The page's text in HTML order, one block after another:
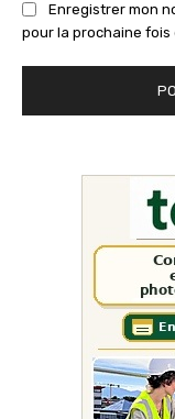
Enregistrer mon
pour la prochaine fois